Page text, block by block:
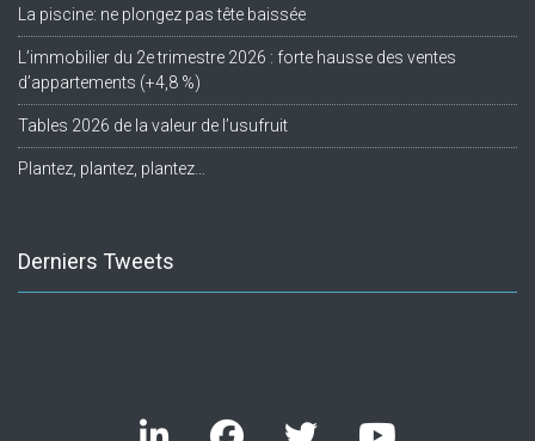
La piscine: ne plongez pas tête baissée
L’immobilier du 2e trimestre 2026 : forte hausse des ventes
d’appartements (+4,8 %)
Tables 2026 de la valeur de l’usufruit
Plantez, plantez, plantez…
Derniers Tweets